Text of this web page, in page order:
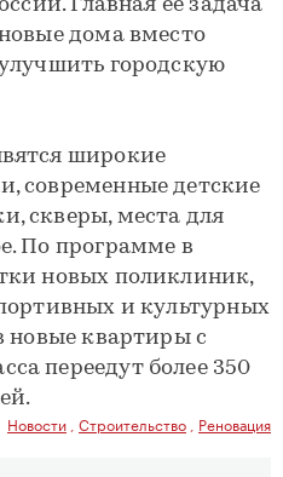
Главная ее задача
дома вместо
городскую
широкие
современные детские
скверы, места для
По программе в
новых поликлиник,
и культурных
новые квартиры с
переедут более 350
Новости Строительство Реновация